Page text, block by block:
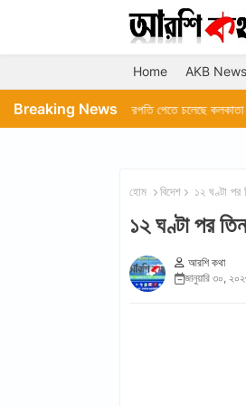
Home AKB News
Breaking News
বিচারপতি পেতে চলেছে কলকাতা হাই কোর্ট।।AKB
হোম বিদেশ ১২ ঘণ্টা পর
১২ ঘণ্টা পর
আরশি কথা
জানুয়ারি ৩০,